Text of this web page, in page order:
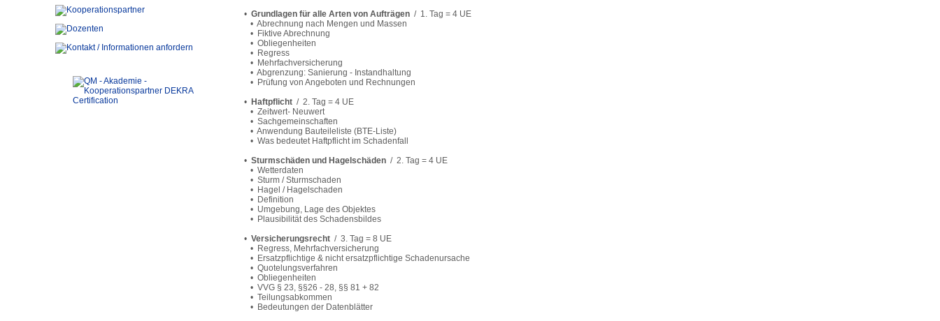
• Grundlagen für alle Arten von Aufträgen / 1. Tag = 4 UE
• Abrechnung nach Mengen und Massen
• Fiktive Abrechnung
• Obliegenheiten
• Regress
• Mehrfachversicherung
• Abgrenzung: Sanierung - Instandhaltung
• Prüfung von Angeboten und Rechnungen
• Haftpflicht / 2. Tag = 4 UE
• Zeitwert- Neuwert
• Sachgemeinschaften
• Anwendung Bauteileliste (BTE-Liste)
• Was bedeutet Haftpflicht im Schadenfall
• Sturmschäden und Hagelschäden / 2. Tag = 4 UE
• Wetterdaten
• Sturm / Sturmschaden
• Hagel / Hagelschaden
• Definition
• Umgebung, Lage des Objektes
• Plausibilität des Schadensbildes
• Versicherungsrecht / 3. Tag = 8 UE
• Regress, Mehrfachversicherung
• Ersatzpflichtige & nicht ersatzpflichtige Schadenursache
• Quotelungsverfahren
• Obliegenheiten
• VVG § 23, §§26 - 28, §§ 81 + 82
• Teilungsabkommen
• Bedeutungen der Datenblätter